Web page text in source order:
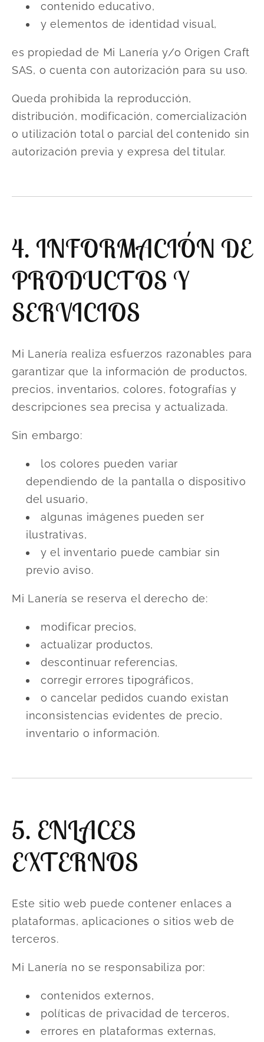
contenido educativo,
y elementos de identidad visual,
es propiedad de Mi Lanería y/o Origen Craft
SAS, o cuenta con autorización para su uso.
Queda prohibida la reproducción,
distribución, modificación, comercialización
o utilización total o parcial del contenido sin
autorización previa y expresa del titular.
4. INFORMACIÓN DE
PRODUCTOS Y
SERVICIOS
Mi Lanería realiza esfuerzos razonables para
garantizar que la información de productos,
precios, inventarios, colores, fotografías y
descripciones sea precisa y actualizada.
Sin embargo:
los colores pueden variar
dependiendo de la pantalla o dispositivo
del usuario,
algunas imágenes pueden ser
ilustrativas,
y el inventario puede cambiar sin
previo aviso.
Mi Lanería se reserva el derecho de:
modificar precios,
actualizar productos,
descontinuar referencias,
corregir errores tipográficos,
o cancelar pedidos cuando existan
inconsistencias evidentes de precio,
inventario o información.
5. ENLACES
EXTERNOS
Este sitio web puede contener enlaces a
plataformas, aplicaciones o sitios web de
terceros.
Mi Lanería no se responsabiliza por:
contenidos externos,
políticas de privacidad de terceros,
errores en plataformas externas,